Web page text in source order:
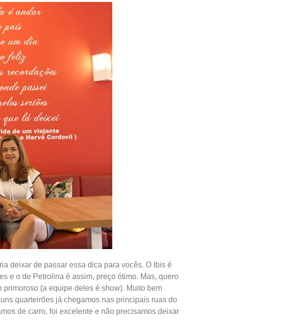
deixar de passar essa dica para vocês. O Ibis é
e o de Petrolina é assim, preço ótimo. Mas, quero
(a equipe deles é show). Muito bem
quarteirões já chegamos nas principais ruas do
de carro, foi excelente e não precisamos deixar